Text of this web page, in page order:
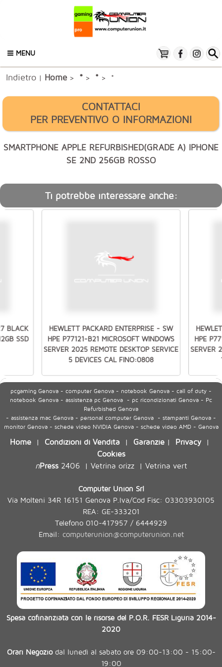
MENU
Indietro | Home> * > * > *
CONTATTACI
PER PREVENTIVO O INFORMAZIONI
SMARTPHONE APPLE REFURBISHED(GRADE A) IPHONE
SE 2ND 256GB ROSSO
Ti potrebbe interessare anche:
BLACK
SSD
HEWLETT PACKARD ENTERPRISE - SW
HPE P77121-B21 MICROSOFT WINDOWS
SERVER 2025 REMOTE DESKTOP SERVICE
5 DEVICES CAL FINO:0808
HPE
SERVER
pcgaming Genova - computer Genova - notebook Genova - call of duty -
notebook Genova - assistenza pc Genova - pc ricondizionati Genova - Pc
Refurbished Genova
- assistenza mac Genova - personal computer Genova - stampanti Genova -
monitor Genova - schede video NVIDIA Genova - schede video AMD - Genova
Home | Condizioni di Vendita | Garanzie | Privacy|
Cookies
nPress2406| Vetrina orizz| Vetrina vert
Computer Union Srl
Via Molteni 34R 16151 Genova P.Iva/Cod Fisc: 03303930105
REA: GE-333201
Telefono 010-417957 / 6444929
Email: computerunion@computerunion.net
Spesa cofinanziata con le risorse del P.O.R. FESR Liguria 2014-
2020
Orari Negoziodal lunedì al sabato ore 09:00-13:00 - 15:00-
19:00